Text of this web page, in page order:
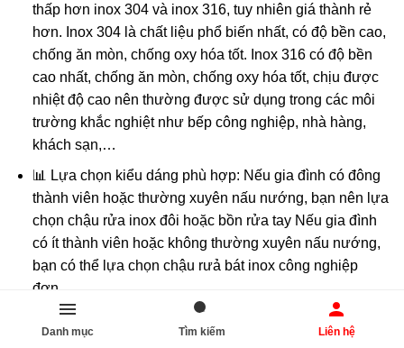
thấp hơn inox 304 và inox 316, tuy nhiên giá thành rẻ
hơn. Inox 304 là chất liệu phổ biến nhất, có độ bền cao,
chống ăn mòn, chống oxy hóa tốt. Inox 316 có độ bền
cao nhất, chống ăn mòn, chống oxy hóa tốt, chịu được
nhiệt độ cao nên thường được sử dụng trong các môi
trường khắc nghiệt như bếp công nghiệp, nhà hàng,
khách sạn,…
📊 Lựa chọn kiểu dáng phù hợp: Nếu gia đình có đông
thành viên hoặc thường xuyên nấu nướng, bạn nên lựa
chọn chậu rửa inox đôi hoặc bồn rửa tay Nếu gia đình
có ít thành viên hoặc không thường xuyên nấu nướng,
bạn có thể lựa chọn chậu rưả bát inox công nghiệp
đơn.
✨ Lựa chọn kích thước phù hợp: Kích thước
bồn rửa
chén công nghiệp
Danh mục Tìm kiếm Liên hệ